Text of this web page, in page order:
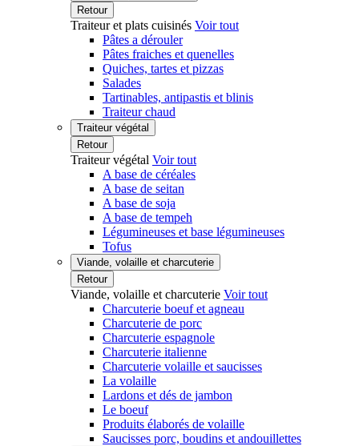
Retour
Traiteur et plats cuisinés Voir tout
Pâtes a dérouler
Pâtes fraiches et quenelles
Quiches, tartes et pizzas
Salades
Tartinables, antipastis et blinis
Traiteur chaud
Traiteur végétal
Retour
Traiteur végétal Voir tout
A base de céréales
A base de seitan
A base de soja
A base de tempeh
Légumineuses et base légumineuses
Tofus
Viande, volaille et charcuterie
Retour
Viande, volaille et charcuterie Voir tout
Charcuterie boeuf et agneau
Charcuterie de porc
Charcuterie espagnole
Charcuterie italienne
Charcuterie volaille et saucisses
La volaille
Lardons et dés de jambon
Le boeuf
Produits élaborés de volaille
Saucisses porc, boudins et andouillettes